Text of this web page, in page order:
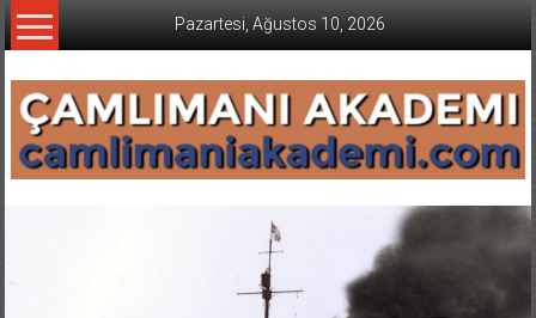
İçeriğe
geç
Pazartesi, Ağustos 10, 2026